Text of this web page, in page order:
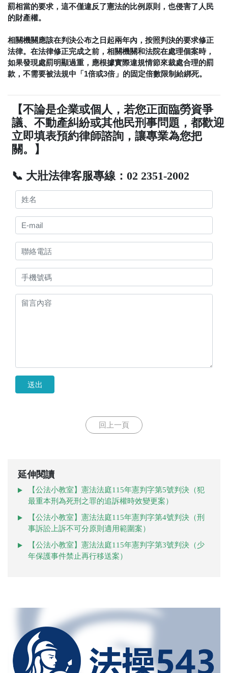
罰相當的要求，這不僅違反了憲法的比例原則，也侵害了人民
的財產權。
相關機關應該在判決公布之日起兩年內，按照判決的要求修正
法律。在法律修正完成之前，相關機關和法院在處理個案時，
如果發現處罰明顯過重，應根據實際違規情節來裁處合理的罰
款，不需要被法規中「1倍或3倍」的固定倍數限制給綁死。
【不論是企業或個人，若您正面臨勞資爭
議、不動產糾紛或其他民刑事問題，都歡迎
立即填表預約律師諮詢，讓專業為您把
關。】
📞 大壯法律客服專線：02 2351-2002
送出
回上一頁
延伸閱讀
【公法小教室】憲法法庭115年憲判字第5號判決（犯
最重本刑為死刑之罪的追訴權時效變更案）
【公法小教室】憲法法庭115年憲判字第4號判決（刑
事訴訟上訴不可分原則適用範圍案）
【公法小教室】憲法法庭115年憲判字第3號判決（少
年保護事件禁止再行移送案）